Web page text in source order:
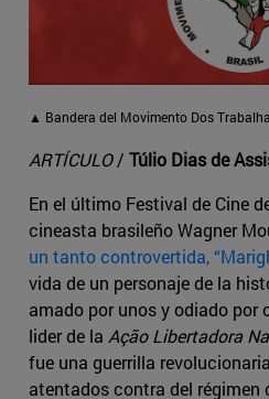
▲ Bandera del Movimento Dos
ARTÍCULO/ Túlio Dias de
En el último Festival de Cine
cineasta brasileño Wagner
un tanto controvertida,
vida de un personaje de la
amado por unos y odiado por
lider de la Ação Libertadora
fue una guerrilla
atentados contra del